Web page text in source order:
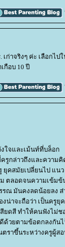
เก่าจริงๆ ค่ะ เลือกไ
กือบ 10 ปี
ใจและเม้นท์ที่บล็อก
รูกล่าวถึงและความคิ
ยุคสมัยเปลี่ยนไป แนว
ตลอดจนความเข้มข้
รรณ มันคงลดน้อยลง
งน่าจะถือว่า เป็นครู
ยดสี ทำให้คนฟังไม่
ด้วยตามข้อตกลงกัน
ราขึ้นระหว่างครูผู้ส